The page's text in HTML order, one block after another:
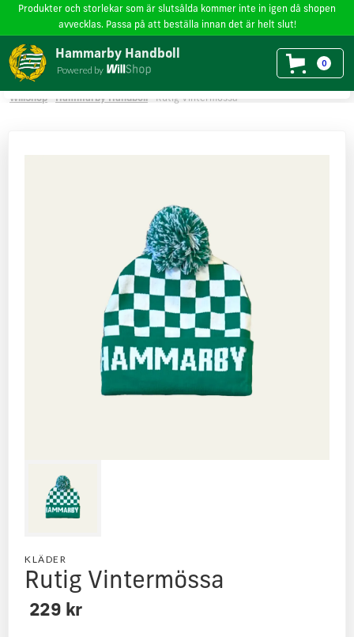
Vi använder cookies på willshop.se. Läs mer i vår
Läs mer
Produkter och storlekar som är slutsålda kommer inte in igen då shopen
avvecklas. Passa på att beställa innan det är helt slut!
Hammarby Handboll
Powered by
0
WillShop Hammarby Handboll Rutig Vintermössa
KLÄDER
Rutig Vintermössa
229 kr